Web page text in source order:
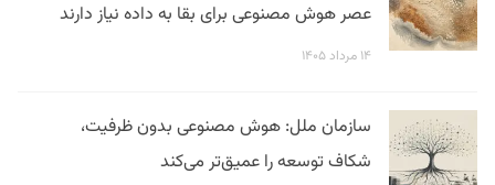
عصر هوش مصنوعی برای بقا به داده نیاز دارند
۱۴ مرداد ۱۴۰۵
سازمان ملل: هوش مصنوعی بدون ظرفیت،
شکاف توسعه را عمیق‌تر می‌کند